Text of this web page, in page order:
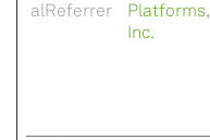
alReferrer
Platforms,
Inc.